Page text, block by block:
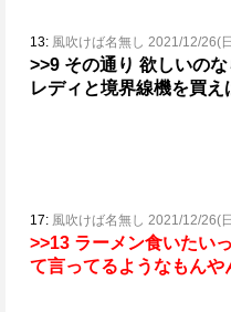
13: 風吹けば名無し 2021/12/26(
>>9 その通り 欲しいの
レディと境界線機を買え
17: 風吹けば名無し 2021/12/26(
>>13 ラーメン食いたい
て言ってるようなもんや